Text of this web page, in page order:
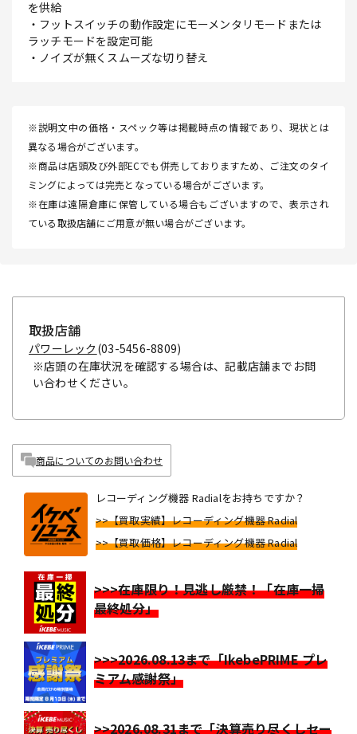
を供給
・フットスイッチの動作設定にモーメンタリモードまたは
ラッチモードを設定可能
・ノイズが無くスムーズな切り替え
※説明文中の価格・スペック等は掲載時点の情報であり、現状とは
異なる場合がございます。
※商品は店頭及び外部ECでも併売しておりますため、ご注文のタイ
ミングによっては完売となっている場合がございます。
※在庫は遠隔倉庫に保管している場合もございますので、表示され
ている取扱店舗にご用意が無い場合がございます。
取扱店舗
パワーレック (03-5456-8809)
※店頭の在庫状況を確認する場合は、記載店舗までお問
い合わせください。
商品についてのお問い合わせ
レコーディング機器 Radialをお持ちですか？
>>【買取実績】レコーディング機器 Radial
>>【買取価格】レコーディング機器 Radial
>>>在庫限り！見逃し厳禁！「在庫一掃
最終処分」
>>>2026.08.13まで「IkebePRIME プレ
ミアム感謝祭」
>>2026.08.31まで「決算売り尽くしセー